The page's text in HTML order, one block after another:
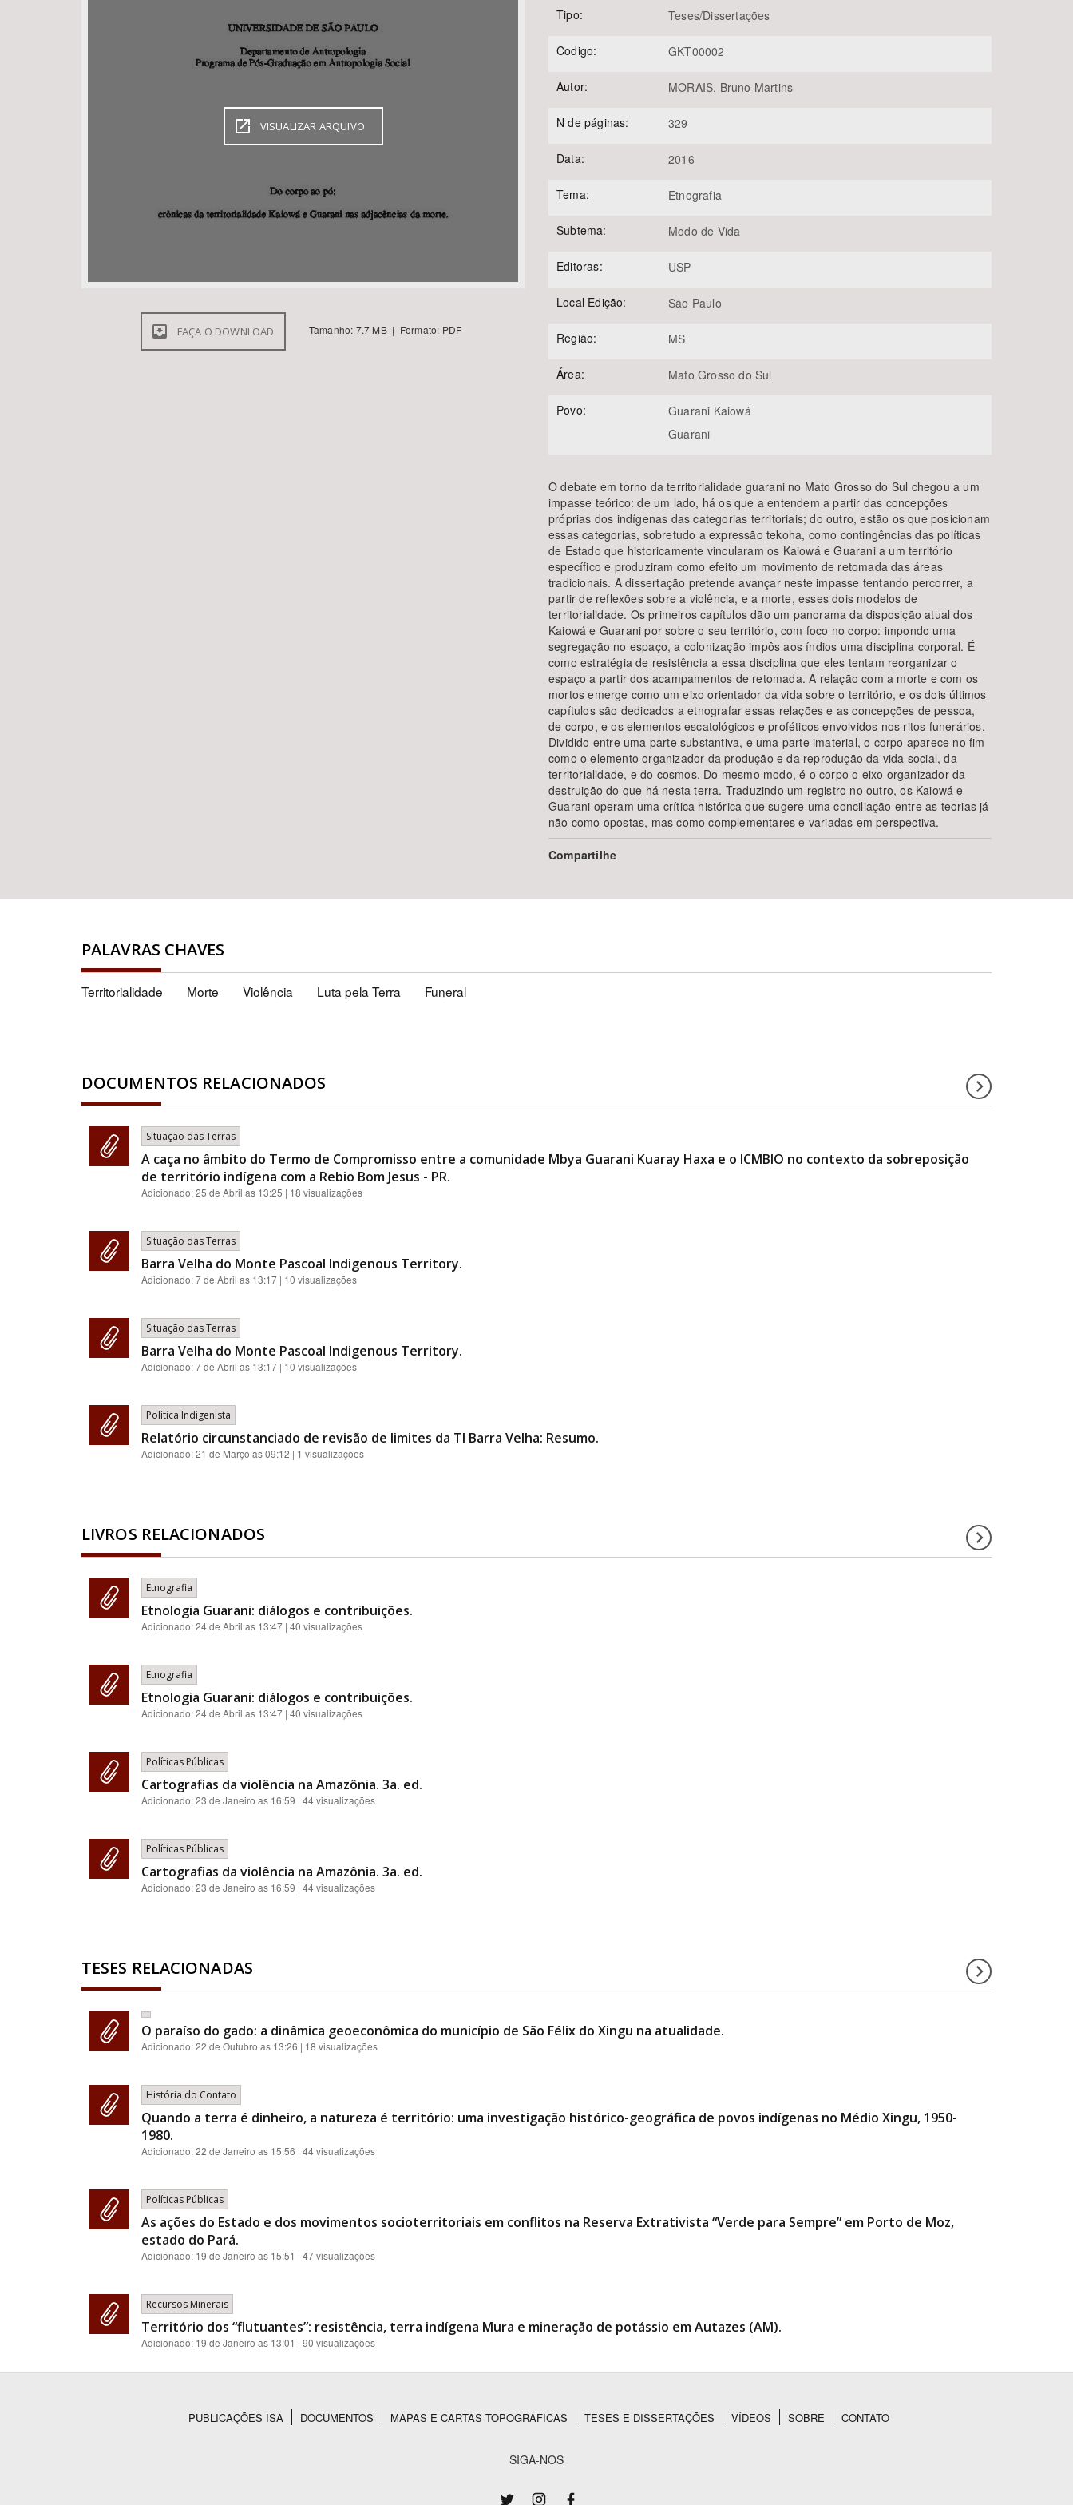
VISUALIZAR ARQUIVO
FAÇA O DOWNLOAD Tamanho: 7.7 MB | Formato: PDF
Tipo: Teses/Dissertações
Codigo: GKT00002
Autor: MORAIS, Bruno Martins
N de páginas: 329
Data: 2016
Tema: Etnografia
Subtema: Modo de Vida
Editoras: USP
Local Edição: São Paulo
Região: MS
Área: Mato Grosso do Sul
Povo:
Guarani Kaiowá
Guarani
O debate em torno da territorialidade guarani no Mato Grosso do Sul chegou a um
impasse teórico: de um lado, há os que a entendem a partir das concepções
próprias dos indígenas das categorias territoriais; do outro, estão os que posicionam
essas categorias, sobretudo a expressão tekoha, como contingências das políticas
de Estado que historicamente vincularam os Kaiowá e Guarani a um território
específico e produziram como efeito um movimento de retomada das áreas
tradicionais. A dissertação pretende avançar neste impasse tentando percorrer, a
partir de reflexões sobre a violência, e a morte, esses dois modelos de
territorialidade. Os primeiros capítulos dão um panorama da disposição atual dos
Kaiowá e Guarani por sobre o seu território, com foco no corpo: impondo uma
segregação no espaço, a colonização impôs aos índios uma disciplina corporal. É
como estratégia de resistência a essa disciplina que eles tentam reorganizar o
espaço a partir dos acampamentos de retomada. A relação com a morte e com os
mortos emerge como um eixo orientador da vida sobre o território, e os dois últimos
capítulos são dedicados a etnografar essas relações e as concepções de pessoa,
de corpo, e os elementos escatológicos e proféticos envolvidos nos ritos funerários.
Dividido entre uma parte substantiva, e uma parte imaterial, o corpo aparece no fim
como o elemento organizador da produção e da reprodução da vida social, da
territorialidade, e do cosmos. Do mesmo modo, é o corpo o eixo organizador da
destruição do que há nesta terra. Traduzindo um registro no outro, os Kaiowá e
Guarani operam uma crítica histórica que sugere uma conciliação entre as teorias já
não como opostas, mas como complementares e variadas em perspectiva.
Compartilhe
PALAVRAS CHAVES
Territorialidade Morte Violência Luta pela Terra Funeral
DOCUMENTOS RELACIONADOS
Situação das Terras
A caça no âmbito do Termo de Compromisso entre a comunidade Mbya Guarani Kuaray Haxa e o ICMBIO no contexto da sobreposição
de território indígena com a Rebio Bom Jesus - PR.
Adicionado:25 de Abril as 13:25 | 18 visualizações
Situação das Terras
Barra Velha do Monte Pascoal Indigenous Territory.
Adicionado:7 de Abril as 13:17 | 10 visualizações
Situação das Terras
Barra Velha do Monte Pascoal Indigenous Territory.
Adicionado:7 de Abril as 13:17 | 10 visualizações
Política Indigenista
Relatório circunstanciado de revisão de limites da TI Barra Velha: Resumo.
Adicionado:21 de Março as 09:12 | 1 visualizações
LIVROS RELACIONADOS
Etnografia
Etnologia Guarani: diálogos e contribuições.
Adicionado:24 de Abril as 13:47 | 40 visualizações
Etnografia
Etnologia Guarani: diálogos e contribuições.
Adicionado:24 de Abril as 13:47 | 40 visualizações
Políticas Públicas
Cartografias da violência na Amazônia. 3a. ed.
Adicionado:23 de Janeiro as 16:59 | 44 visualizações
Políticas Públicas
Cartografias da violência na Amazônia. 3a. ed.
Adicionado:23 de Janeiro as 16:59 | 44 visualizações
TESES RELACIONADAS
O paraíso do gado: a dinâmica geoeconômica do município de São Félix do Xingu na atualidade.
Adicionado:22 de Outubro as 13:26 | 18 visualizações
História do Contato
Quando a terra é dinheiro, a natureza é território: uma investigação histórico-geográfica de povos indígenas no Médio Xingu, 1950-
1980.
Adicionado:22 de Janeiro as 15:56 | 44 visualizações
Políticas Públicas
As ações do Estado e dos movimentos socioterritoriais em conflitos na Reserva Extrativista “Verde para Sempre” em Porto de Moz,
estado do Pará.
Adicionado: 19 de Janeiro as 15:51 | 47 visualizações
Recursos Minerais
Território dos “flutuantes”: resistência, terra indígena Mura e mineração de potássio em Autazes (AM).
Adicionado: 19 de Janeiro as 13:01 | 90 visualizações
PUBLICAÇÕES ISA DOCUMENTOS MAPAS E CARTAS TOPOGRAFICAS TESES E DISSERTAÇÕES VÍDEOS SOBRE CONTATO
SIGA-NOS